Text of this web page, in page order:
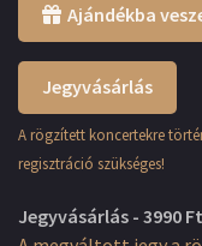
Ajándékba
Jegyvásárlás
A rögzített koncertekre
regisztráció szükséges!
Jegyvásárlás - 3990 Ft